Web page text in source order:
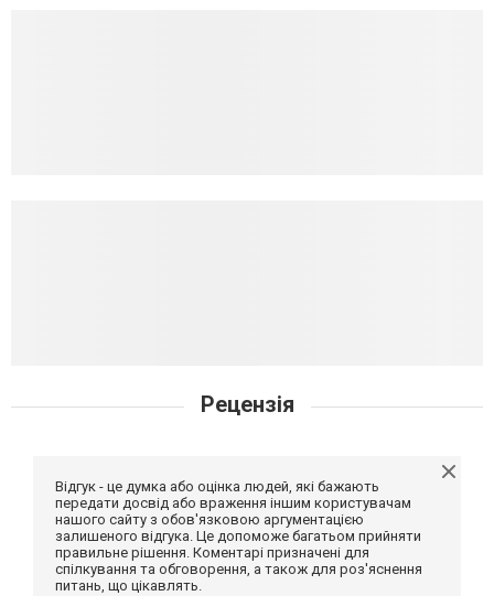
Рецензія
Відгук - це думка або оцінка людей, які бажають
передати досвід або враження іншим користувачам
нашого сайту з обов'язковою аргументацією
залишеного відгука. Це допоможе багатьом прийняти
правильне рішення. Коментарі призначені для
спілкування та обговорення, а також для роз'яснення
питань, що цікавлять.